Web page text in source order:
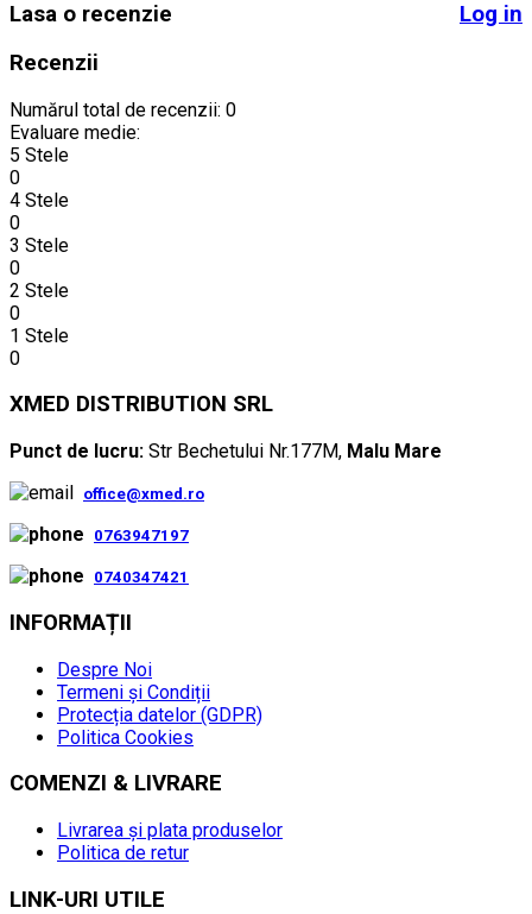
Lasa o recenzie
Log in
Recenzii
Numărul total de recenzii: 0
Evaluare medie:
5 Stele
0
4 Stele
0
3 Stele
0
2 Stele
0
1 Stele
0
XMED DISTRIBUTION SRL
Punct de lucru: Str Bechetului Nr.177M, Malu Mare
office@xmed.ro
0763947197
0740347421
INFORMAȚII
Despre Noi
Termeni și Condiții
Protecția datelor (GDPR)
Politica Cookies
COMENZI & LIVRARE
Livrarea și plata produselor
Politica de retur
LINK-URI UTILE